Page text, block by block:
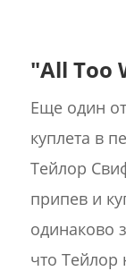
"All Too
Еще один
куплета в
Тейлор
припев и
одинаково
что Тейлор